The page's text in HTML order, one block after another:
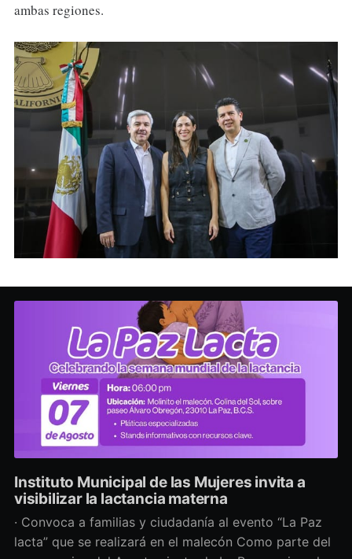
ambas regiones.
Instituto Municipal de las Mujeres invita a
visibilizar la lactancia materna
· Convoca a familias y ciudadanía al evento “La Paz
lacta” que se realizará en el malecón Como parte del